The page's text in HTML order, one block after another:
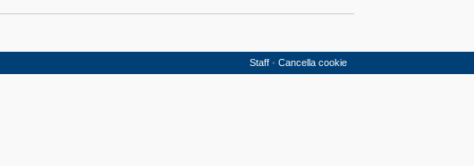
Staff• Cancella cookie